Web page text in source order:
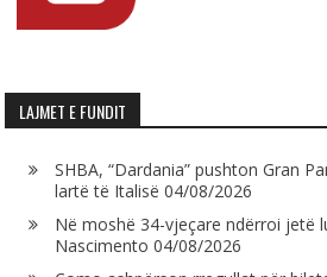
LAJMET E FUNDIT
SHBA, “Dardania” pushton Gran
lartë të Italisë 04/08/2026
Në moshë 34-vjeçare ndërroi jetë
Nascimento 04/08/2026